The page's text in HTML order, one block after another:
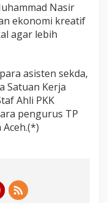
Nasir
ekonomi kreatif
agar lebih
asisten sekda,
Satuan Kerja
Ahli PKK
pengurus TP